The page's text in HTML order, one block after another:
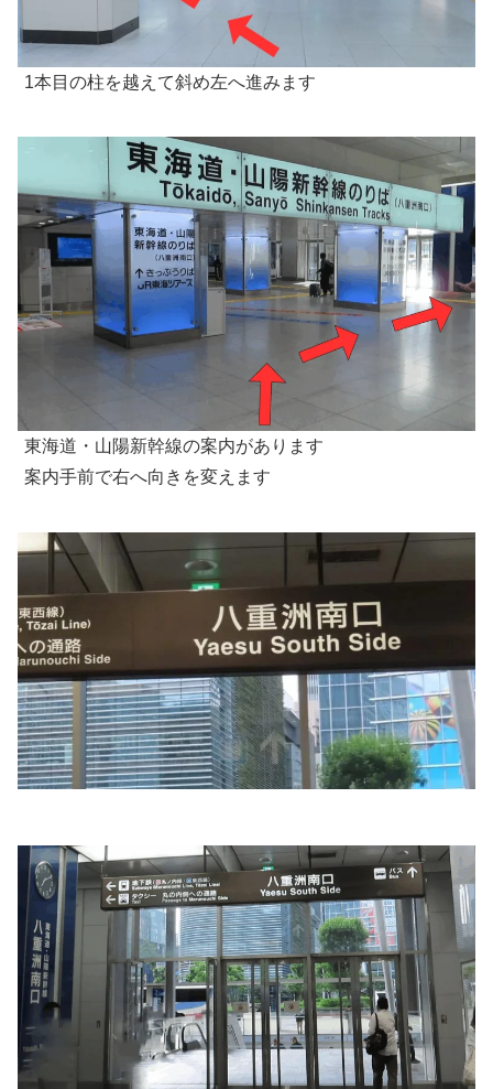
1本目の柱を越えて斜め左へ進みます
東海道・山陽新幹線の案内があります
案内手前で右へ向きを変えます